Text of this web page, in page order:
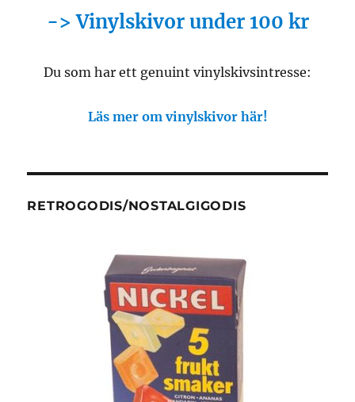
-> Vinylskivor under 100 kr
Du som har ett genuint vinylskivsintresse:
Läs mer om vinylskivor här!
RETROGODIS/NOSTALGIGODIS